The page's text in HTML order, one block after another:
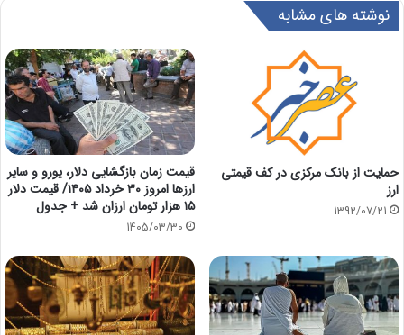
نوشته های مشابه
حمایت از بانک مرکزی در کف قیمتی
ارز
1392/07/21
قیمت زمان بازگشایی دلار، یورو و سایر
ارزها امروز ۳۰ خرداد ۱۴۰۵/ قیمت دلار
۱۵ هزار تومان ارزان شد + جدول
1405/03/30